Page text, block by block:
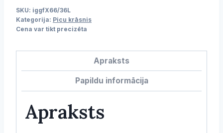
kameras
/
SKU: iggfX66/36L
Kategorija: Picu krāsnis
Cena var tikt precizēta
Apraksts
Papildu informācija
Apraksts